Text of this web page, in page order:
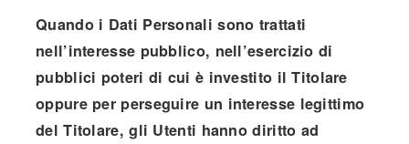
Quando i Dati Personali sono trattati
nell’interesse pubblico, nell’esercizio di
pubblici poteri di cui è investito il Titolare
oppure per perseguire un interesse legittimo
del Titolare, gli Utenti hanno diritto ad